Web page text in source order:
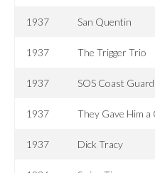
1937 San Quentin
1937 The Trigger Trio
1937 SOS Coast Guard
1937 They Gave Him a
1937 Dick Tracy